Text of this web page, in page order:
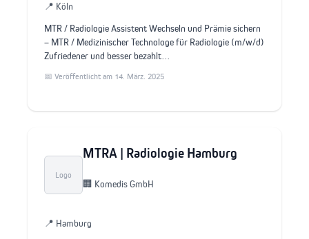
📍 Köln
MTR / Radiologie Assistent Wechseln und Prämie sichern
– MTR / Medizinischer Technologe für Radiologie (m/w/d)
Zufriedener und besser bezahlt…
📅 Veröffentlicht am 14. März. 2025
Logo
MTRA | Radiologie Hamburg
🏢 Komedis GmbH
📍 Hamburg